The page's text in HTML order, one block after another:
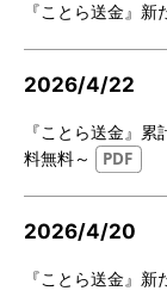
『ことら送金』
2026/4/22
『ことら送金』
料無料～
2026/4/20
『ことら送金』